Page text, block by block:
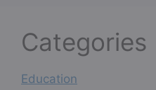
Categories
Education